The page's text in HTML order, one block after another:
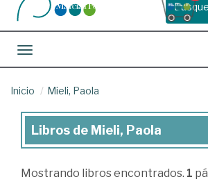
Toggle navigation
Inicio Mieli, Paola
Libros
Mieli,
Libros de Mieli, Paola
Mostrando libros encontrados. 1